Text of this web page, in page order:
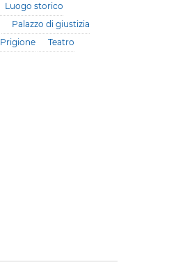
Luogo storico
Palazzo di giustizia
Prigione Teatro